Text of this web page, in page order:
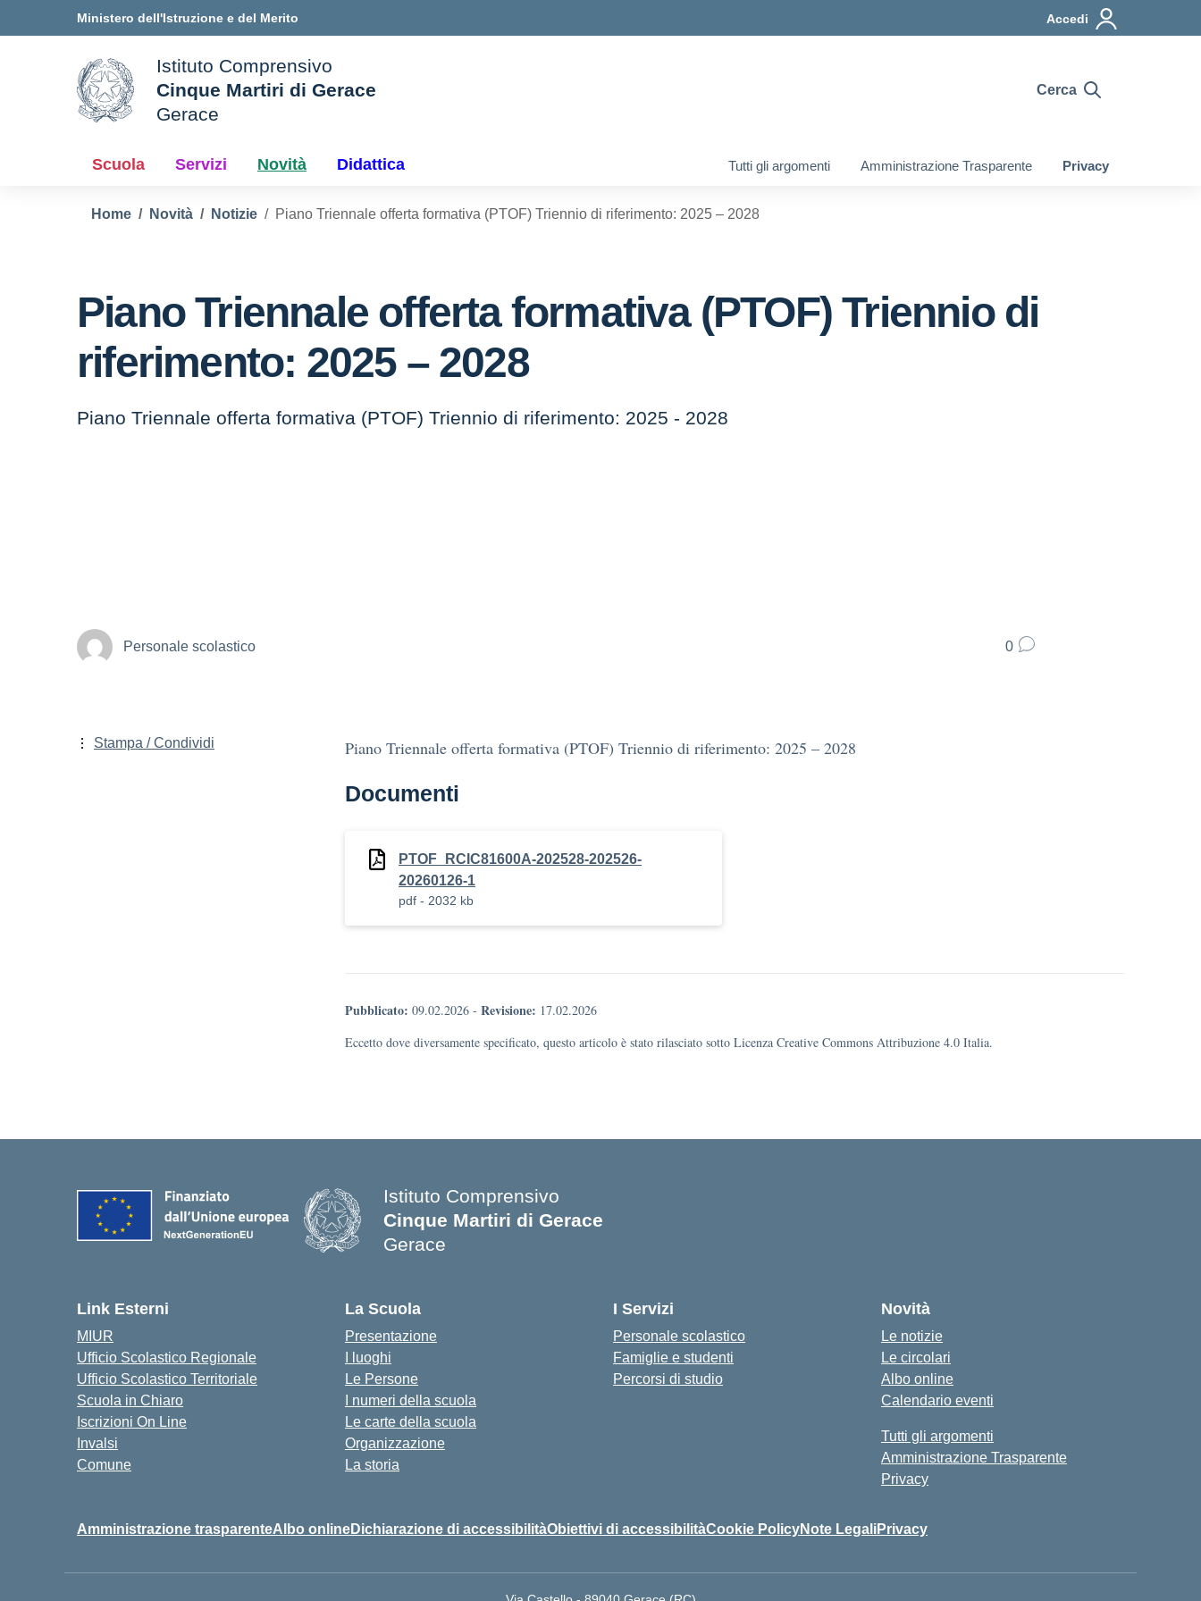
Ministero dell'Istruzione e del Merito Accedi
della scuola
Istituto Comprensivo
Cinque Martiri di Gerace
Gerace
Cerca
Scuola Servizi Novità Didattica Tutti gli argomenti Amministrazione Trasparente Privacy
Home Novità Notizie Piano Triennale offerta formativa (PTOF) Triennio di riferimento: 2025 – 2028
Piano Triennale offerta formativa (PTOF) Triennio di
riferimento: 2025 – 2028
Piano Triennale offerta formativa (PTOF) Triennio di riferimento: 2025 - 2028
Personale scolastico 0
Piano Triennale offerta formativa (PTOF) Triennio di riferimento: 2025 – 2028
Documenti
PTOF_RCIC81600A-202528-202526-
20260126-1
pdf - 2032 kb
Pubblicato: 09.02.2026 - Revisione: 17.02.2026
Eccetto dove diversamente specificato, questo articolo è stato rilasciato sotto Licenza Creative Commons Attribuzione 4.0 Italia.
Stampa / Condividi
Istituto Comprensivo
Cinque Martiri di Gerace
Gerace
Link Esterni
MIUR
Ufficio Scolastico Regionale
Ufficio Scolastico Territoriale
Scuola in Chiaro
Iscrizioni On Line
Invalsi
Comune
La Scuola
Presentazione
I luoghi
Le Persone
I numeri della scuola
Le carte della scuola
Organizzazione
La storia
I Servizi
Personale scolastico
Famiglie e studenti
Percorsi di studio
Novità
Le notizie
Le circolari
Albo online
Calendario eventi
Tutti gli argomenti
Amministrazione Trasparente
Privacy
Amministrazione trasparenteAlbo onlineDichiarazione di accessibilitàObiettivi di accessibilitàCookie PolicyNote LegaliPrivacy